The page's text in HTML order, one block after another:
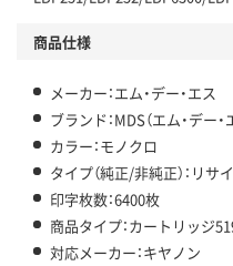
商品仕様
メーカー：エム・デー・エス
ブランド：MDS（エム・デー・
カラー：モノクロ
タイプ（純正/非純正）：リサ
印字枚数：6400枚
商品タイプ：カートリッジ
対応メーカー：キヤノン